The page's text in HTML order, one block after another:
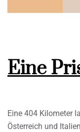
Eine
Eine 404 Kilometer
Österreich und